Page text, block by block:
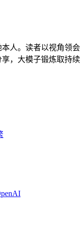
人。读者以视角领会
，大模子锻炼取持续